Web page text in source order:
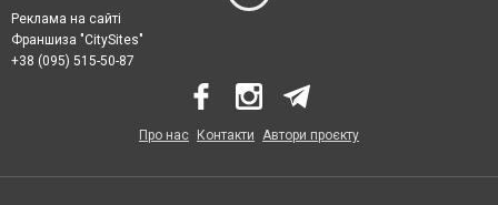
Реклама на сайті
Франшиза "CitySites"
+38 (095) 515-50-87
Про нас Контакти Автори проєкту